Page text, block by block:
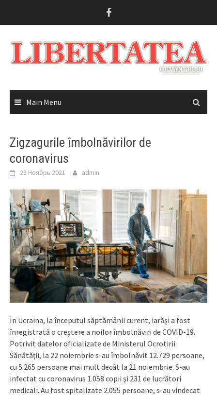
Main Menu
Zigzagurile îmbolnăvirilor de
coronavirus
23 Ноябрь 2021 admin
În Ucraina, la începutul săptămânii curent, iarăşi a fost
înregistrată o creştere a noilor îmbolnăviri de COVID-19.
Potrivit datelor oficializate de Ministerul Ocrotirii
Sănătăţii, la 22 noiembrie s-au îmbolnăvit 12.729 persoane,
cu 5.265 persoane mai mult decât la 21 noiembrie. S-au
infectat cu coronavirus 1.058 copii şi 231 de lucrători
medicali. Au fost spitalizate 2.055 persoane, s-au vindecat